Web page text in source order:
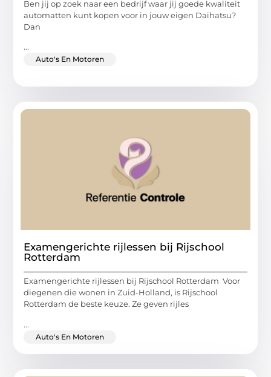
Ben jij op zoek naar een bedrijf waar jij goede kwaliteit
automatten kunt kopen voor in jouw eigen Daihatsu?
Dan
...
Auto's En Motoren
Examengerichte rijlessen bij Rijschool
Rotterdam
Examengerichte rijlessen bij Rijschool Rotterdam Voor
diegenen die wonen in Zuid-Holland, is Rijschool
Rotterdam de beste keuze. Ze geven rijles
...
Auto's En Motoren